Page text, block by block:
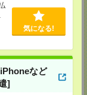
気になる!
など
]
ークサウスタワー